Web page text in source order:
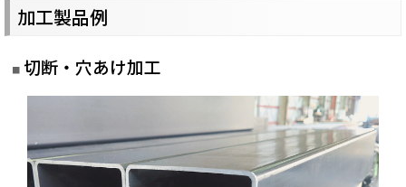
加工製品例
切断・穴あけ加工